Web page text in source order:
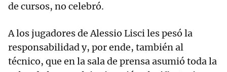
de cursos, no celebró.
A los jugadores de Alessio Lisci les pesó la
responsabilidad y, por ende, también al
técnico, que en la sala de prensa asumió toda la